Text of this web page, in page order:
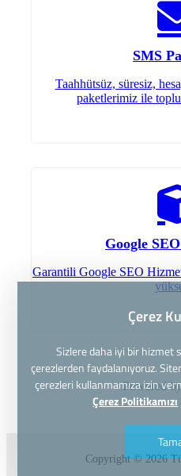
SMS
Taahhütsüz, süresiz,
paketlerimiz ile
Google
Garantili Google SEO
Powered
Copyright © 2026
Çerez
Sizlere daha iyi bir hizmet
çerezlerden faydalanıyoruz.
çerezleri kullanmamıza izin
Çerez Politikamızı